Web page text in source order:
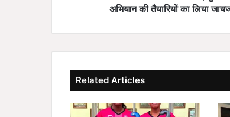
र
,
ख्य
स
अभियान की तैयारियों का लिया
Related Articles